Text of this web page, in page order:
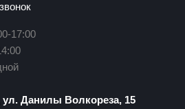
17:00
ул. Данилы Волкореза, 15